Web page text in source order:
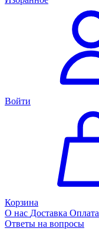
Войти
Корзина
О нас Доставка Оплата
Ответы на вопросы